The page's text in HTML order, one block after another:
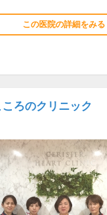
この医院の詳細をみる
ろのクリニック